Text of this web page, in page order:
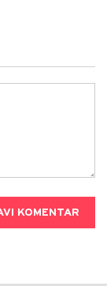
KOMENTAR